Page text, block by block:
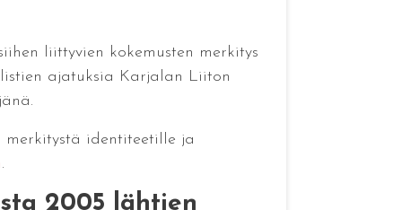
liittyvien kokemusten merkitys
ajatuksia Karjalan Liiton
identiteetille ja
.
2005 lähtien